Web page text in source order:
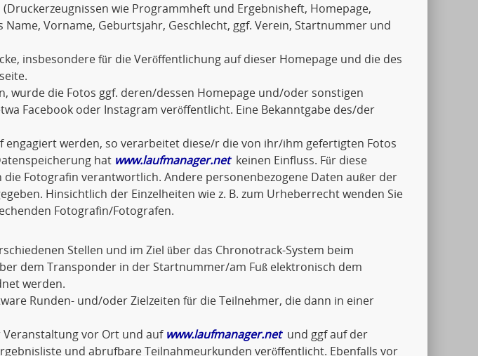
wie Programmheft und Ergebnisheft, Homepage,
Name, Vorname, Geburtsjahr, Geschlecht, ggf. Verein, Startnummer und
insbesondere für die Veröffentlichung auf dieser Homepage und die des
wurde die Fotos ggf. deren/dessen Homepage und/oder sonstigen
Facebook oder Instagram veröffentlicht. Eine Bekanntgabe des/der
werden, so verarbeitet diese/r die von ihr/ihm gefertigten Fotos
hat www.laufmanager.netkeinen Einfluss. Für diese
Fotografin verantwortlich. Andere personenbezogene Daten außer der
Hinsichtlich der Einzelheiten wie z. B. zum Urheberrecht wenden Sie
Fotografin/Fotografen.
Stellen und im Ziel über das Chronotrack-System beim
dem Transponder in der Startnummer/am Fuß elektronisch dem
werden.
Runden- und/oder Zielzeiten für die Teilnehmer, die dann in einer
Veranstaltung vor Ort und auf www.laufmanager.netund ggf auf der
und abrufbare Teilnahmeurkunden veröffentlicht. Ebenfalls vor